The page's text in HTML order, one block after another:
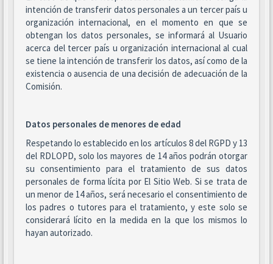
intención de transferir datos personales a un tercer país u
organización internacional, en el momento en que se
obtengan los datos personales, se informará al Usuario
acerca del tercer país u organización internacional al cual
se tiene la intención de transferir los datos, así como de la
existencia o ausencia de una decisión de adecuación de la
Comisión.
Datos personales de menores de edad
Respetando lo establecido en los artículos 8 del RGPD y 13
del RDLOPD, solo los mayores de 14 años podrán otorgar
su consentimiento para el tratamiento de sus datos
personales de forma lícita por El Sitio Web. Si se trata de
un menor de 14 años, será necesario el consentimiento de
los padres o tutores para el tratamiento, y este solo se
considerará lícito en la medida en la que los mismos lo
hayan autorizado.